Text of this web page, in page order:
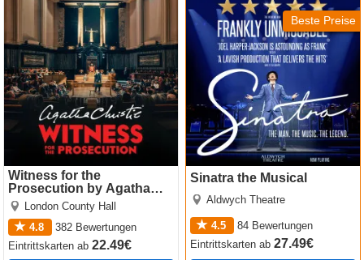
Witness for the
Prosecution by Agatha
Christie
London County Hall
4.8
382 Bewertungen
Eintrittskartenab22.49€
by Agatha Christie
Beste Preise
Sinatra the Musical
Aldwych Theatre
4.5 84 Bewertungen
Eintrittskartenab27.49€